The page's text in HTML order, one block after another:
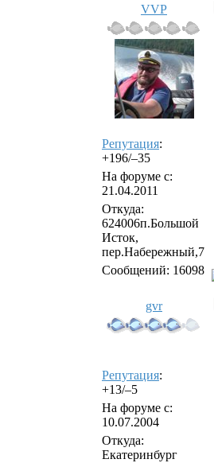
VVP
Репутация:
+196/–35
На форуме с:
21.04.2011
Откуда:
624006п.Большой
Исток,
пер.Набережный,7
Сообщений: 16098
gvr
Репутация:
+13/–5
На форуме с:
10.07.2004
Откуда:
Екатеринбург